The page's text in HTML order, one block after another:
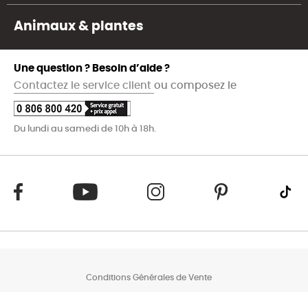
Animaux & plantes
Une question ? Besoin d’aide ?
Contactez le service client ou composez le
Du lundi au samedi de 10h à 18h.
Conditions Générales de Vente